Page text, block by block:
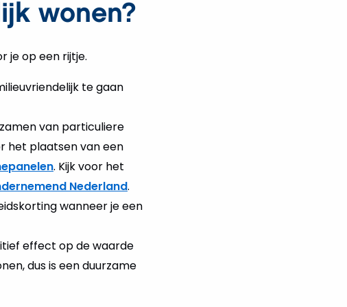
wonen?
je op een rijtje.
te gaan
van particuliere
het plaatsen van een
. Kijk voor het
Nederland.
wanneer je een
effect op de waarde
dus is een duurzame